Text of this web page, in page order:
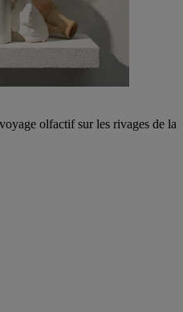
olfactif sur les rivages de la